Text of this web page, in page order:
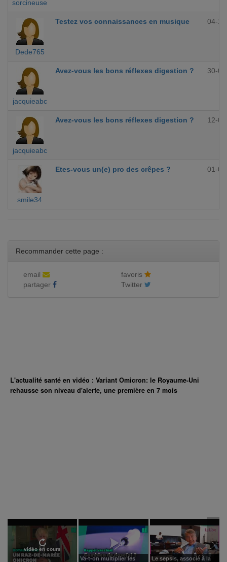
sorcineuse
Dede765
Testez vos connaissances en musique 04-
jacquieabc
Avez-vous les bons réflexes digestion ? 30-
jacquieabc
Avez-vous les bons réflexes digestion ? 12-
smile34
Etes-vous un(e) pro des crêpes ? 01-
Recommander cette page :
email
favoris
partager
Twitter
L'actualité santé en vidéo : Variant Omicron: le Royaume-Uni
rehausse son niveau d'alerte, une première en 7 mois
vidéo en cours
Va-t-on multiplier les
Le sepsis, associé à la